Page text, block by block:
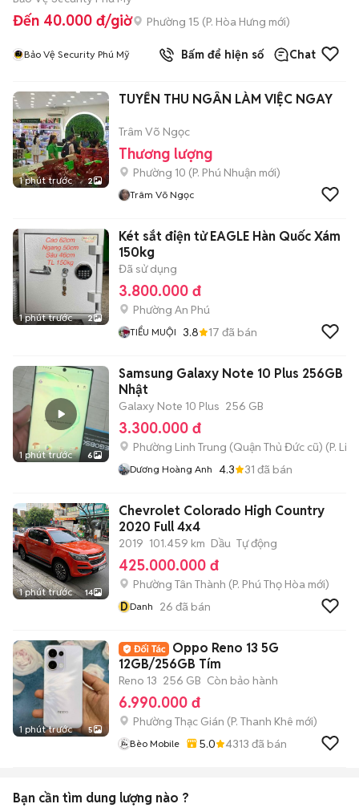
Đến 40.000 đ/giờ Phường 15 (P. Hòa Hưng mới)
Bảo Vệ Security Phú Mỹ Bấm để hiện số Chat
1 phút trước 2
TUYỂN THU NGÂN LÀM VIỆC NGAY
Trâm Võ Ngọc
Thương lượng
Phường 10 (P. Phú Nhuận mới)
Trâm Võ Ngọc
1 phút trước 2
Két sắt điện tử EAGLE Hàn Quốc Xám
150kg
Đã sử dụng
3.800.000 đ
Phường An Phú
TIỂU MUỘI 3.8 17 đã bán
1 phút trước 6
Samsung Galaxy Note 10 Plus 256GB
Nhật
Galaxy Note 10 Plus 256 GB
3.300.000 đ
Phường Linh Trung (Quận Thủ Đức cũ) (P.
Dương Hoàng Anh 4.3 31 đã bán
1 phút trước 14
Chevrolet Colorado High Country
2020 Full 4x4
2019 101.459 km Dầu Tự động
425.000.000 đ
Phường Tân Thành (P. Phú Thọ Hòa mới)
DDanh 26 đã bán
1 phút trước 5
Oppo Reno 13 5G
12GB/256GB Tím
Reno 13 256 GB Còn bảo hành
6.990.000 đ
Phường Thạc Gián (P. Thanh Khê mới)
Bèo Mobile 5.0 4313 đã bán
Bạn cần tìm dung lượng nào ?